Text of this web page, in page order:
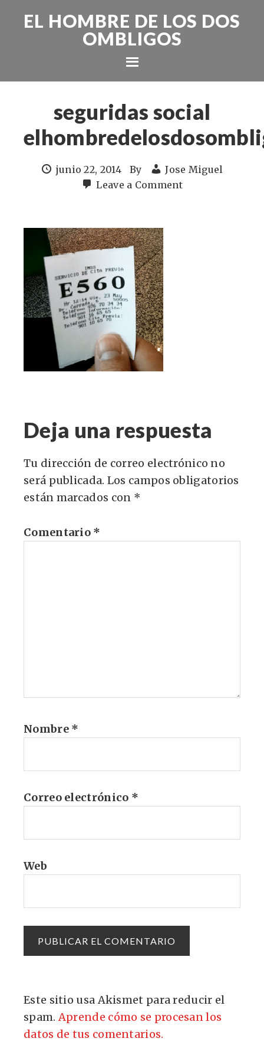
EL HOMBRE DE LOS DOS
OMBLIGOS
seguridas social
junio 22, 2014 By
Jose Miguel
Leave a Comment
Deja una respuesta
Tu dirección de correo electrónico no
será publicada. Los campos obligatorios
están marcados con *
Comentario *
Nombre *
Correo electrónico *
Web
Este sitio usa Akismet para reducir el
spam.Aprende cómo se procesan los
datos de tus comentarios.